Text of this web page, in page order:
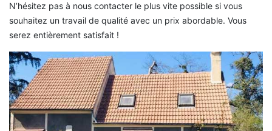
N’hésitez pas à nous contacter le plus vite possible si vous
souhaitez un travail de qualité avec un prix abordable. Vous
serez entièrement satisfait !